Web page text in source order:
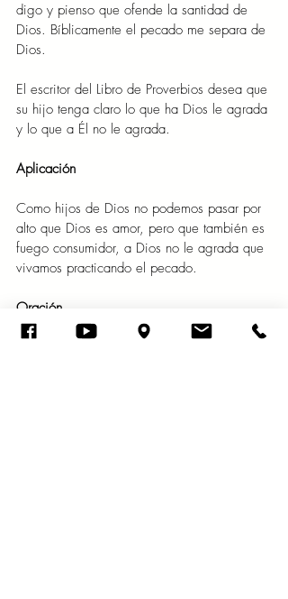
digo y pienso que ofende la santidad de
Dios. Bíblicamente el pecado me separa de
Dios.
El escritor del Libro de Proverbios desea que
su hijo tenga claro lo que ha Dios le agrada
y lo que a Él no le agrada.
Aplicación
Como hijos de Dios no podemos pasar por
alto que Dios es amor, pero que también es
fuego consumidor, a Dios no le agrada que
vivamos practicando el pecado.
Oración